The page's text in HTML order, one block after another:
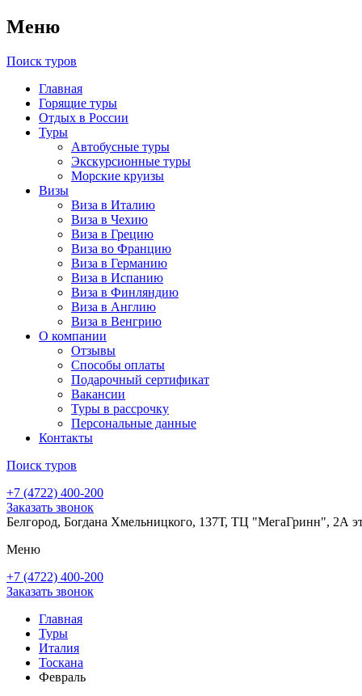
Меню
Поиск туров
Главная
Горящие туры
Отдых в России
Туры
Автобусные туры
Экскурсионные туры
Морские круизы
Визы
Виза в Италию
Виза в Чехию
Виза в Грецию
Виза во Францию
Виза в Германию
Виза в Испанию
Виза в Финляндию
Виза в Англию
Виза в Венгрию
О компании
Отзывы
Способы оплаты
Подарочный сертификат
Вакансии
Туры в рассрочку
Персональные данные
Контакты
Поиск туров
+7 (4722) 400-200
Заказать звонок
Белгород, Богдана Хмельницкого, 137Т, ТЦ "МегаГринн", 2А
Меню
+7 (4722) 400-200
Заказать звонок
Главная
Туры
Италия
Тоскана
Февраль